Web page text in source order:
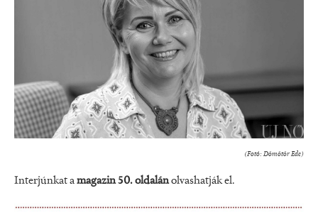
(Fotó: Dömötör Ede)
Interjúnkat amagazin 50. oldalánolvashatják el.